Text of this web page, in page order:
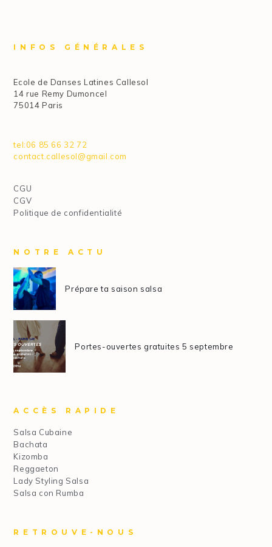
INFOS GÉNÉRALES
Ecole de Danses Latines Callesol
14 rue Remy Dumoncel
75014 Paris
tel:06 85 66 32 72
contact.callesol@gmail.com
CGU
CGV
Politique de confidentialité
NOTRE ACTU
Prépare ta saison salsa
Portes-ouvertes gratuites 5 septembre
ACCÈS RAPIDE
Salsa Cubaine
Bachata
Kizomba
Reggaeton
Lady Styling Salsa
Salsa con Rumba
RETROUVE-NOUS